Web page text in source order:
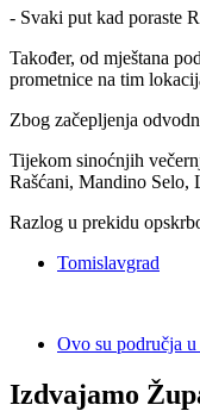
- Svaki put kad poraste
Također, od mještana
prometnice na tim
Zbog začepljenja
Tijekom sinoćnjih
Rašćani, Mandino Selo,
Razlog u prekidu
Tomislavgrad
Ovo su područja
Izdvajamo